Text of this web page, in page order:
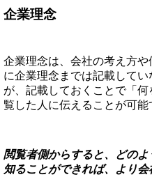
企業理念
企業理念は、会社の考え方
に企業理念までは記載して
が、記載しておくことで「
覧した人に伝えることが可能
閲覧者側からすると、どの
知ることができれば、より